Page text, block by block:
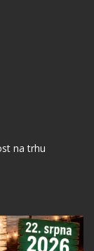
na trhu